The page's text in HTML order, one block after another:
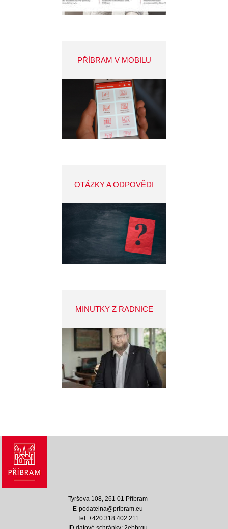
PŘÍBRAM V MOBILU
OTÁZKY A ODPOVĚDI
MINUTKY Z RADNICE
Tyršova 108, 261 01 Příbram
E-podatelna@pribram.eu
Tel: +420 318 402 211